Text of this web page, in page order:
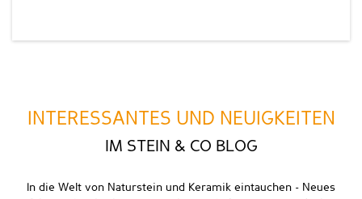
INTERESSANTES UND NEUIGKEITEN
IM STEIN & CO BLOG
In die Welt von Naturstein und Keramik eintauchen - Neues